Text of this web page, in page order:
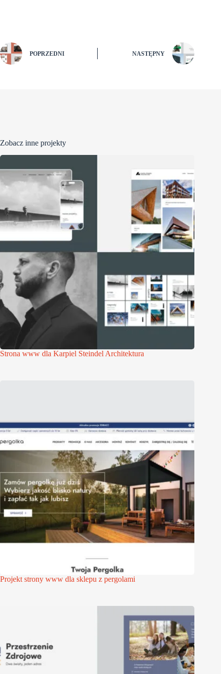
POPRZEDNI NASTĘPNY
Zobacz inne projekty
Strona www dla Karpiel Steindel Architektura
Projekt strony www dla sklepu z pergolami